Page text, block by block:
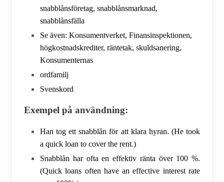
snabblånsföretag, snabblånsmarknad,
snabblånsfälla
Se även: Konsumentverket, Finansinspektionen,
högkostnadskrediter, räntetak, skuldsanering,
Konsumenternas
ordfamilj
Svenskord
Exempel på användning:
Han tog ett snabblån för att klara hyran. (He took
a quick loan to cover the rent.)
Snabblån har ofta en effektiv ränta över 100 %.
(Quick loans often have an effective interest rate